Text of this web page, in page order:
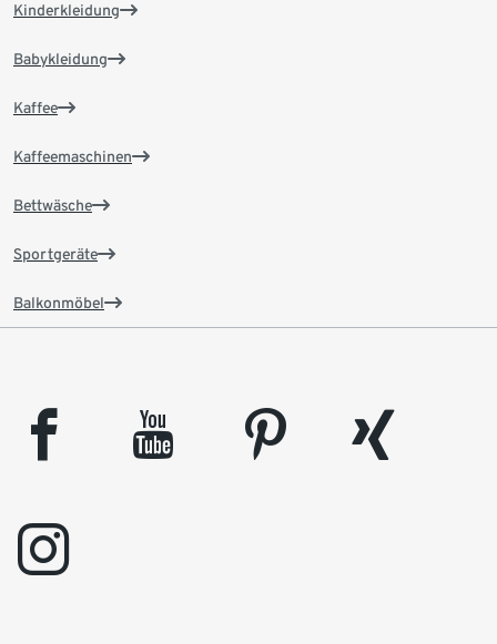
Kinderkleidung
Babykleidung
Kaffee
Kaffeemaschinen
Bettwäsche
Sportgeräte
Balkonmöbel
facebook youtube pinterest
xing
instagram